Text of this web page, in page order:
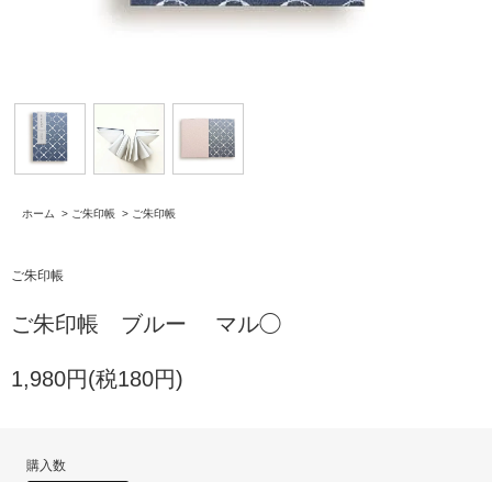
ホーム > ご朱印帳 > ご朱印帳
ご朱印帳
ご朱印帳 ブルー マル◯
1,980円(税180円)
購入数